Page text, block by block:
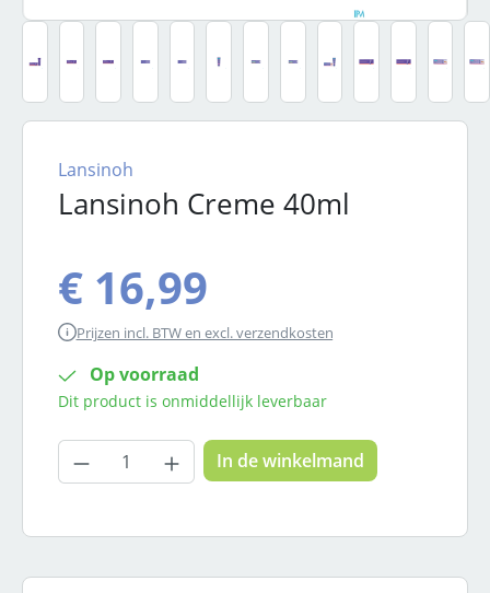
Lansinoh Creme 40ml
Lansinoh
€ 16,99
Prijzen incl. BTW en excl. verzendkosten
Op voorraad
Dit product is onmiddellijk leverbaar
Producthoeveelheid: Voer de
In de winkelmand